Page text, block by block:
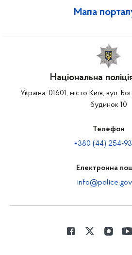
Мапа
Національна
Україна, 01601, місто Київ, вул.
будинок 10
Телефон
+380 (44) 254-
Електронна